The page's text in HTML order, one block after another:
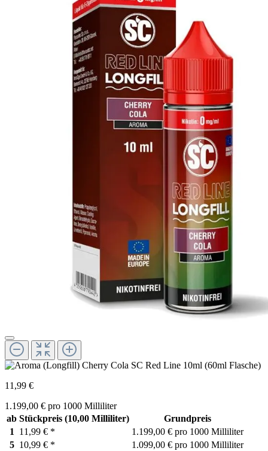
11,99 €
1.199,00 € pro 1000 Milliliter
ab Stückpreis (10,00 Milliliter)
Grundpreis
1
11,99 € *
1.199,00 € pro 1000 Milliliter
5 10,99 € *
1.099,00 € pro 1000 Milliliter